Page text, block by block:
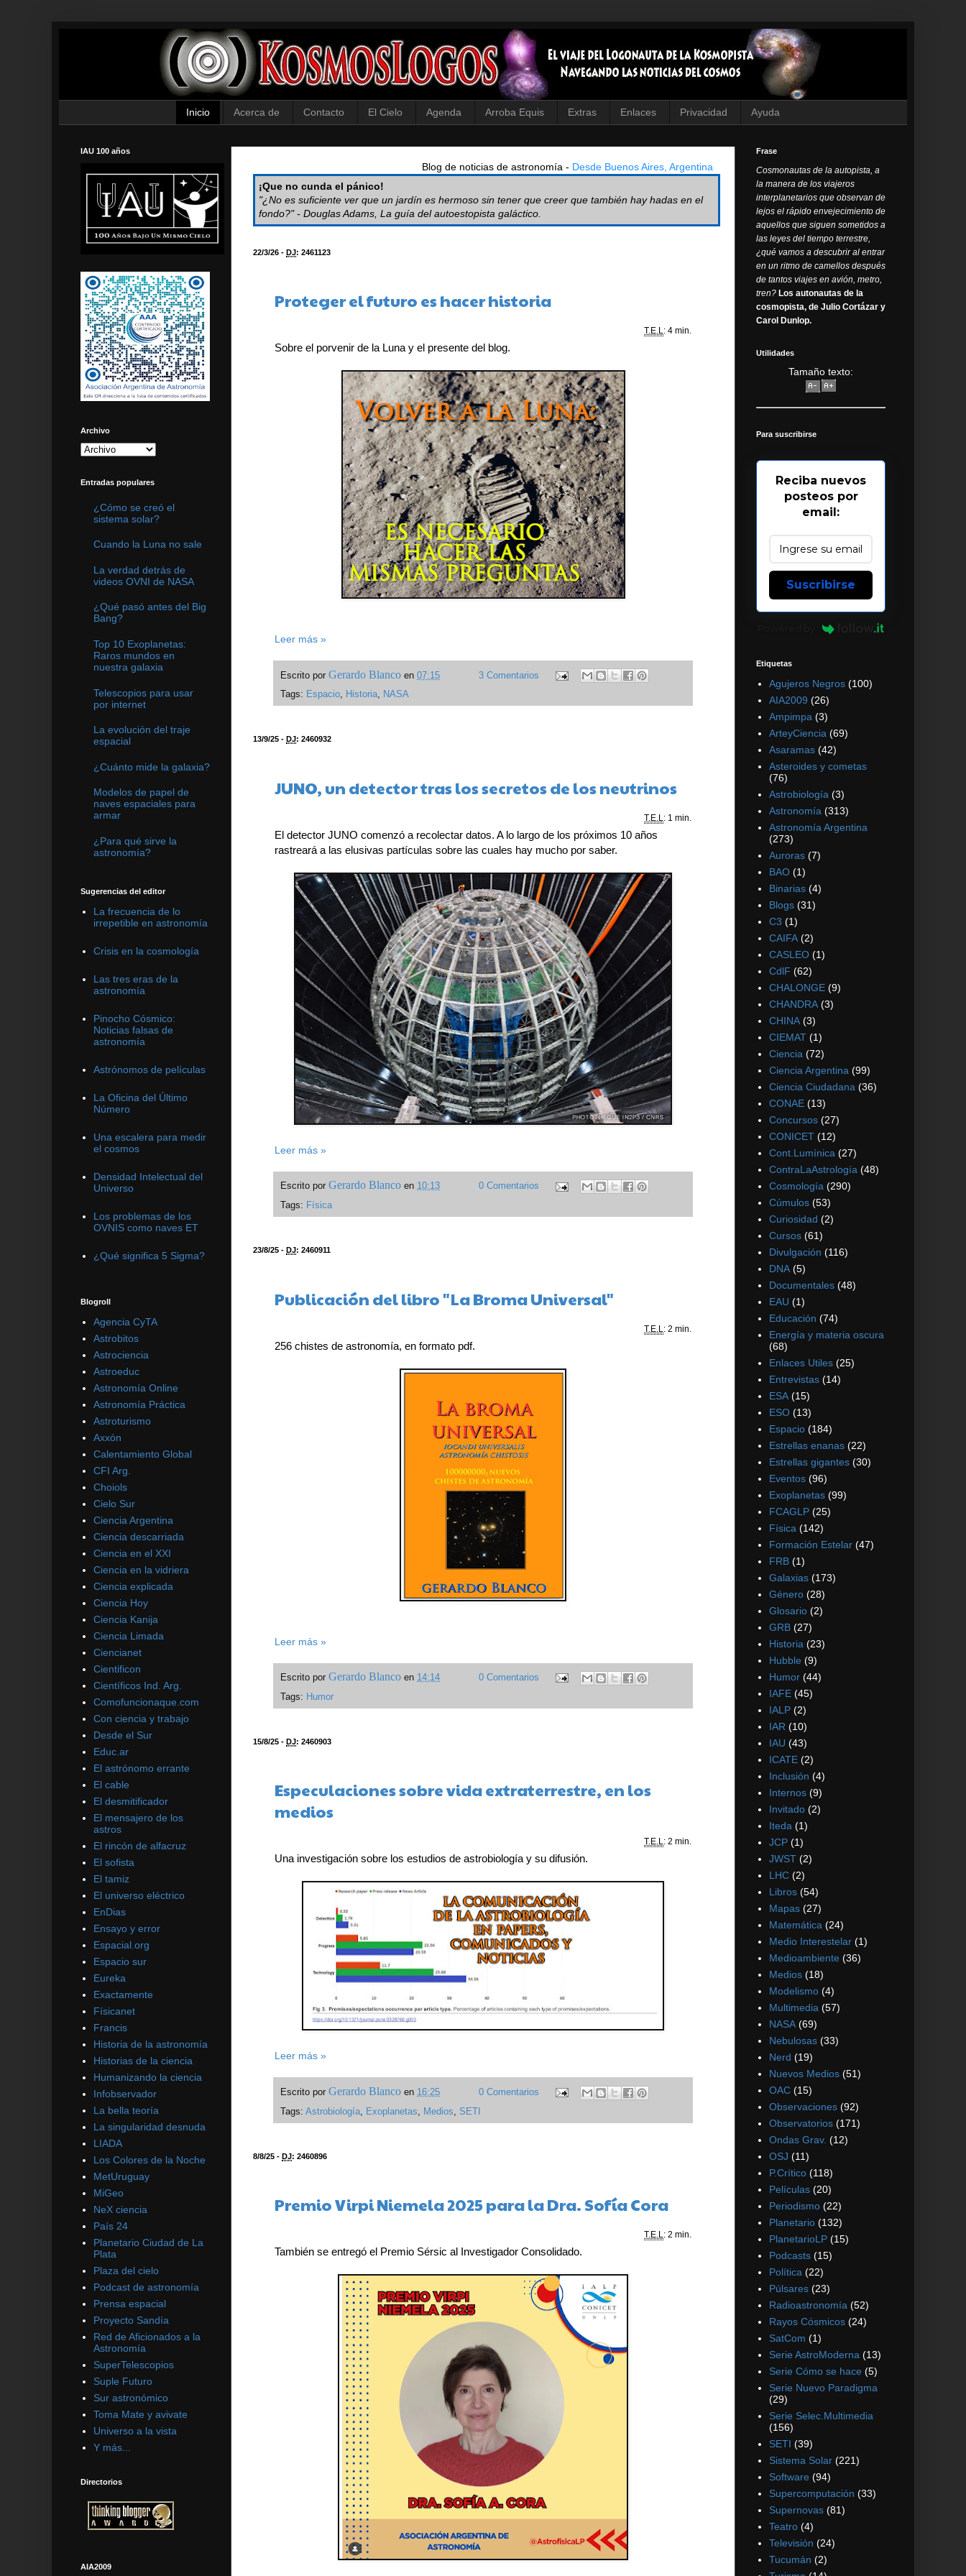
Inicio Acerca de Contacto El Cielo Agenda Arroba Equis Extras Enlaces Privacidad Ayuda
Blog de noticias de astronomía - Desde Buenos Aires, Argentina
¡Que no cunda el pánico!
"¿No es suficiente ver que un jardín es hermoso sin tener que creer que también hay hadas en el
fondo?" - Douglas Adams, La guía del autoestopista galáctico.
22/3/26 - DJ: 2461123
Proteger el futuro es hacer historia
T.E.L: 4 min.
Sobre el porvenir de la Luna y el presente del blog.
Leer más »
Escrito por Gerardo Blanco en 07:15
3 Comentarios
Tags: Espacio, Historia, NASA
13/9/25 - DJ: 2460932
JUNO, un detector tras los secretos de los neutrinos
T.E.L: 1 min.
El detector JUNO comenzó a recolectar datos. A lo largo de los próximos 10 años
rastreará a las elusivas partículas sobre las cuales hay mucho por saber.
Leer más »
Escrito por Gerardo Blanco en 10:13
0 Comentarios
Tags: Física
23/8/25 - DJ: 2460911
Publicación del libro "La Broma Universal"
T.E.L : 2 min.
256 chistes de astronomía, en formato pdf.
Leer más »
Escrito por Gerardo Blanco en 14:14
0 Comentarios
Tags: Humor
15/8/25 - DJ: 2460903
Especulaciones sobre vida extraterrestre, en los
medios
T.E.L: 2 min.
Una investigación sobre los estudios de astrobiología y su difusión.
Leer más »
Escrito por Gerardo Blanco en 16:25
0 Comentarios
Tags: Astrobiología Exoplanetas Medios SETI
8/8/25 - DJ: 2460896
Premio Virpi Niemela 2025 para la Dra. Sofía Cora
T.E.L: 2 min.
También se entregó el Premio Sérsic al Investigador Consolidado.
IAU 100 años
Archivo
Entradas populares
¿Cómo se creó el
sistema solar?
Cuando la Luna no sale
La verdad detrás de
videos OVNI de NASA
¿Qué pasó antes del Big
Bang?
Top 10 Exoplanetas:
Raros mundos en
nuestra galaxia
Telescopios para usar
por internet
La evolución del traje
espacial
¿Cuánto mide la galaxia?
Modelos de papel de
naves espaciales para
armar
¿Para qué sirve la
astronomía?
Sugerencias del editor
La frecuencia de lo
irrepetible en astronomía
Crisis en la cosmología
Las tres eras de la
astronomía
Pinocho Cósmico:
Noticias falsas de
astronomía
Astrónomos de películas
La Oficina del Último
Número
Una escalera para medir
el cosmos
Densidad Intelectual del
Universo
Los problemas de los
OVNIS como naves ET
¿Qué significa 5 Sigma?
Blogroll
Agencia CyTA
Astrobitos
Astrociencia
Astroeduc
Astronomía Online
Astronomía Práctica
Astroturismo
Axxón
Calentamiento Global
CFI Arg.
Choiols
Cielo Sur
Ciencia Argentina
Ciencia descarriada
Ciencia en el XXI
Ciencia en la vidriera
Ciencia explicada
Ciencia Hoy
Ciencia Kanija
Ciencia Limada
Ciencianet
Cientificon
Científicos Ind. Arg.
Comofuncionaque.com
Con ciencia y trabajo
Desde el Sur
Educ.ar
El astrónomo errante
El cable
El desmitificador
El mensajero de los
astros
El rincón de alfacruz
El sofista
El tamiz
El universo eléctrico
EnDias
Ensayo y error
Espacial.org
Espacio sur
Eureka
Exactamente
Físicanet
Francis
Historia de la astronomía
Historias de la ciencia
Humanizando la ciencia
Infobservador
La bella teoría
La singularidad desnuda
LIADA
Los Colores de la Noche
MetUruguay
MiGeo
NeX ciencia
País 24
Planetario Ciudad de La
Plata
Plaza del cielo
Podcast de astronomía
Prensa espacial
Proyecto Sandía
Red de Aficionados a la
Astronomía
SuperTelescopios
Suple Futuro
Sur astronómico
Toma Mate y avivate
Universo a la vista
Y más...
Directorios
AIA2009
Frase
Cosmonautas de la autopista, a
la manera de los viajeros
interplanetarios que observan de
lejos el rápido envejecimiento de
aquellos que siguen sometidos a
las leyes del tiempo terrestre,
¿qué vamos a descubrir al entrar
en un ritmo de camellos después
de tantos viajes en avión, metro,
tren? Los autonautas de la
cosmopista, de Julio Cortázar y
Carol Dunlop.
Utilidades
Tamaño texto:
Para suscribirse
Reciba nuevos
posteos por
email:
Suscribirse
Etiquetas
Agujeros Negros (100)
AIA2009 (26)
Ampimpa (3)
ArteyCiencia (69)
Asaramas (42)
Asteroides y cometas
(76)
Astrobiología (3)
Astronomía (313)
Astronomía Argentina
(273)
Auroras (7)
BAO (1)
Binarias (4)
Blogs (31)
C3 (1)
CAIFA (2)
CASLEO (1)
CdlF (62)
CHALONGE (9)
CHANDRA (3)
CHINA (3)
CIEMAT (1)
Ciencia (72)
Ciencia Argentina (99)
Ciencia Ciudadana (36)
CONAE (13)
Concursos (27)
CONICET (12)
Cont.Lumínica (27)
ContraLaAstrología (48)
Cosmología (290)
Cúmulos (53)
Curiosidad (2)
Cursos (61)
Divulgación (116)
DNA (5)
Documentales (48)
EAU (1)
Educación (74)
Energía y materia oscura
(68)
Enlaces Utiles (25)
Entrevistas (14)
ESA (15)
ESO (13)
Espacio (184)
Estrellas enanas (22)
Estrellas gigantes (30)
Eventos (96)
Exoplanetas (99)
FCAGLP (25)
Física (142)
Formación Estelar (47)
FRB (1)
Galaxias (173)
Género (28)
Glosario (2)
GRB (27)
Historia (23)
Hubble (9)
Humor (44)
IAFE (45)
IALP (2)
IAR (10)
IAU (43)
ICATE (2)
Inclusión (4)
Internos (9)
Invitado (2)
Iteda (1)
JCP (1)
JWST (2)
LHC (2)
Libros (54)
Mapas (27)
Matemática (24)
Medio Interestelar (1)
Medioambiente (36)
Medios (18)
Modelismo (4)
Multimedia (57)
NASA (69)
Nebulosas (33)
Nerd (19)
Nuevos Medios (51)
OAC (15)
Observaciones (92)
Observatorios (171)
Ondas Grav. (12)
OSJ (11)
P.Crítico (118)
Películas (20)
Periodismo (22)
Planetario (132)
PlanetarioLP (15)
Podcasts (15)
Política (22)
Púlsares (23)
Radioastronomía (52)
Rayos Cósmicos (24)
SatCom (1)
Serie AstroModerna (13)
Serie Cómo se hace (5)
Serie Nuevo Paradigma
(29)
Serie Selec.Multimedia
(156)
SETI (39)
Sistema Solar (221)
Software (94)
Supercomputación (33)
Supernovas (81)
Teatro (4)
Televisión (24)
Tucumán (2)